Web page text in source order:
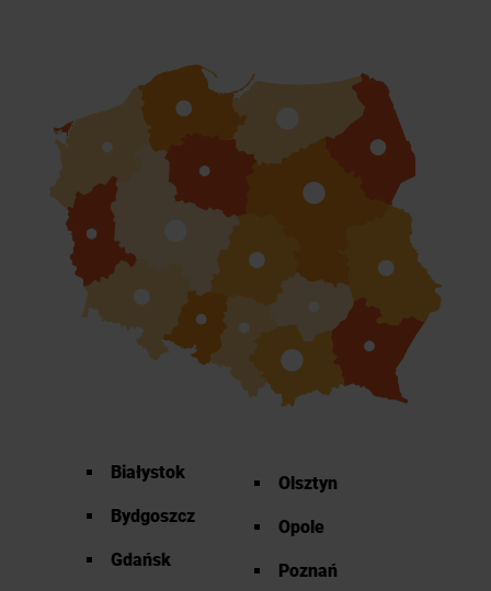
Białystok
Bydgoszcz
Gdańsk
Olsztyn
Opole
Poznań